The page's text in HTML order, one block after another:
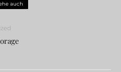
auch